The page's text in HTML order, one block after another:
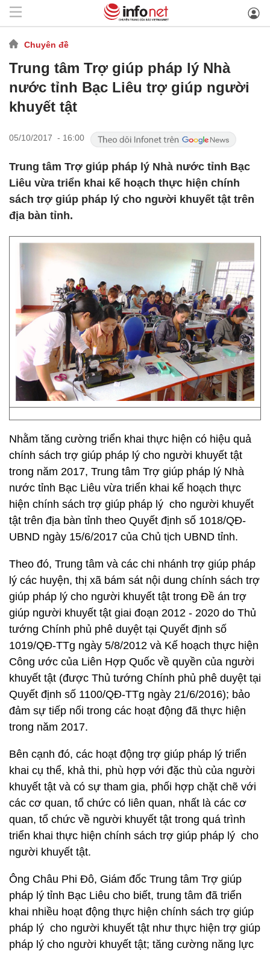
Chuyên đề
Trung tâm Trợ giúp pháp lý Nhà
nước tỉnh Bạc Liêu trợ giúp người
khuyết tật
05/10/2017 - 16:00
Trung tâm Trợ giúp pháp lý Nhà nước tỉnh Bạc
Liêu vừa triển khai kế hoạch thực hiện chính
sách trợ giúp pháp lý cho người khuyết tật trên
địa bàn tỉnh.
Nhằm tăng cường triển khai thực hiện có hiệu quả
chính sách trợ giúp pháp lý cho người khuyết tật
trong năm 2017, Trung tâm Trợ giúp pháp lý Nhà
nước tỉnh Bạc Liêu vừa triển khai kế hoạch thực
hiện chính sách trợ giúp pháp lý cho người khuyết
tật trên địa bàn tỉnh theo Quyết định số 1018/QĐ-
UBND ngày 15/6/2017 của Chủ tịch UBND tỉnh.
Theo đó, Trung tâm và các chi nhánh trợ giúp pháp
lý các huyện, thị xã bám sát nội dung chính sách trợ
giúp pháp lý cho người khuyết tật trong Đề án trợ
giúp người khuyết tật giai đoạn 2012 - 2020 do Thủ
tướng Chính phủ phê duyệt tại Quyết định số
1019/QĐ-TTg ngày 5/8/2012 và Kế hoạch thực hiện
Công ước của Liên Hợp Quốc về quyền của người
khuyết tật (được Thủ tướng Chính phủ phê duyệt tại
Quyết định số 1100/QĐ-TTg ngày 21/6/2016); bảo
đảm sự tiếp nối trong các hoạt động đã thực hiện
trong năm 2017.
Bên cạnh đó, các hoạt động trợ giúp pháp lý triển
khai cụ thể, khả thi, phù hợp với đặc thù của người
khuyết tật và có sự tham gia, phối hợp chặt chẽ với
các cơ quan, tổ chức có liên quan, nhất là các cơ
quan, tổ chức về người khuyết tật trong quá trình
triển khai thực hiện chính sách trợ giúp pháp lý cho
người khuyết tật.
Ông Châu Phi Đô, Giám đốc Trung tâm Trợ giúp
pháp lý tỉnh Bạc Liêu cho biết, trung tâm đã triển
khai nhiều hoạt động thực hiện chính sách trợ giúp
pháp lý cho người khuyết tật như thực hiện trợ giúp
pháp lý cho người khuyết tật; tăng cường năng lực